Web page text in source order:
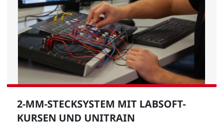
2-MM-STECKSYSTEM MIT LABSOFT-
KURSEN UND UNITRAIN